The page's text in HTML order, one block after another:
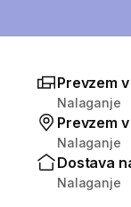
Prevzem
Nalaganje
Prevzem
Nalaganje
Dostava
Nalaganje